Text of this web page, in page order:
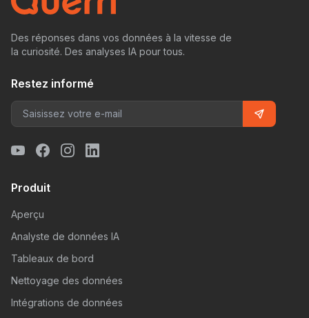
Des réponses dans vos données à la vitesse de
la curiosité. Des analyses IA pour tous.
Restez informé
Produit
Aperçu
Analyste de données IA
Tableaux de bord
Nettoyage des données
Intégrations de données